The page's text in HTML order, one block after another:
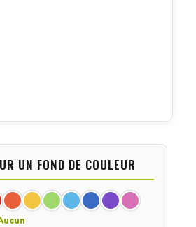
UN FOND DE COULEUR